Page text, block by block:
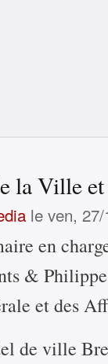
la Ville
le ven,
en
&
et des
de ville